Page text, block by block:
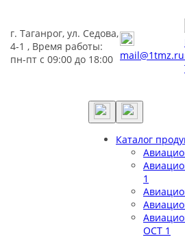
г. Таганрог, ул. Седова,
4-1 , Время работы:
пн-пт с 09:00 до 18:00 mail@1tmz.ru
Каталог
1
ОСТ 1